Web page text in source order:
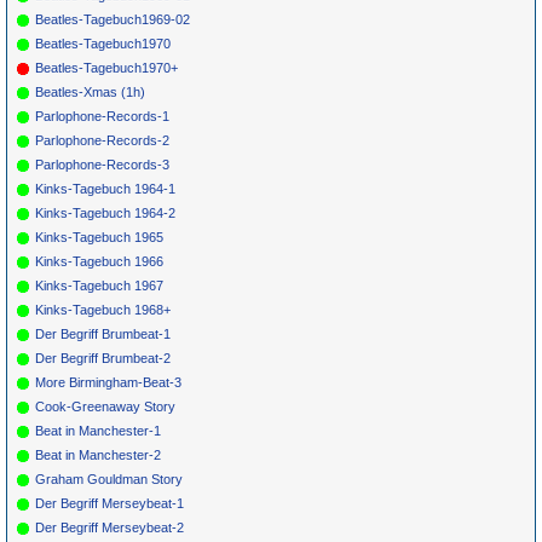
* 073 Beatles
Tomorrow Never
Knows
Beatles-Tagebuch1969-02
Beatles-Tagebuch1970
Beatles-Tagebuch1970+
Beatles-Xmas (1h)
Parlophone-Records-1
Parlophone-Records-2
Parlophone-Records-3
Kinks-Tagebuch 1964-1
Kinks-Tagebuch 1964-2
Kinks-Tagebuch 1965
Kinks-Tagebuch 1966
Kinks-Tagebuch 1967
Kinks-Tagebuch 1968+
Der Begriff Brumbeat-1
Der Begriff Brumbeat-2
More Birmingham-Beat-3
Cook-Greenaway Story
Beat in Manchester-1
Beat in Manchester-2
Graham Gouldman Story
Der Begriff Merseybeat-1
Der Begriff Merseybeat-2